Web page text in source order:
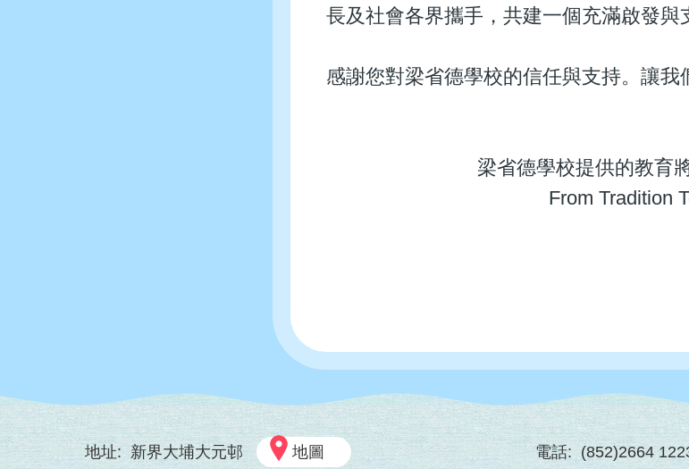
長及社會各界攜手，共建一個充滿啟發與
感謝您對梁省德學校的信任與支持。讓我
梁省德學校提供的教育
From Tradition
地址: 新界大埔大元邨 地圖 電話: (852)2664